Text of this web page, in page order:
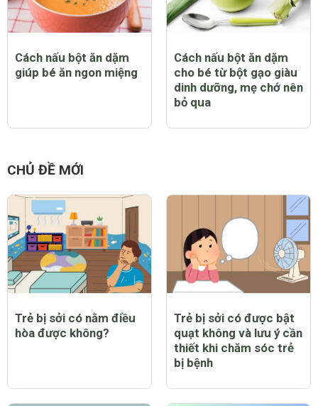
Cách nấu bột ăn dặm
giúp bé ăn ngon miệng
Cách nấu bột ăn dặm
cho bé từ bột gạo giàu
dinh dưỡng, mẹ chớ nên
bỏ qua
CHỦ ĐỀ MỚI
Trẻ bị sởi có nằm điều
hòa được không?
Trẻ bị sởi có được bật
quạt không và lưu ý cần
thiết khi chăm sóc trẻ
bị bệnh